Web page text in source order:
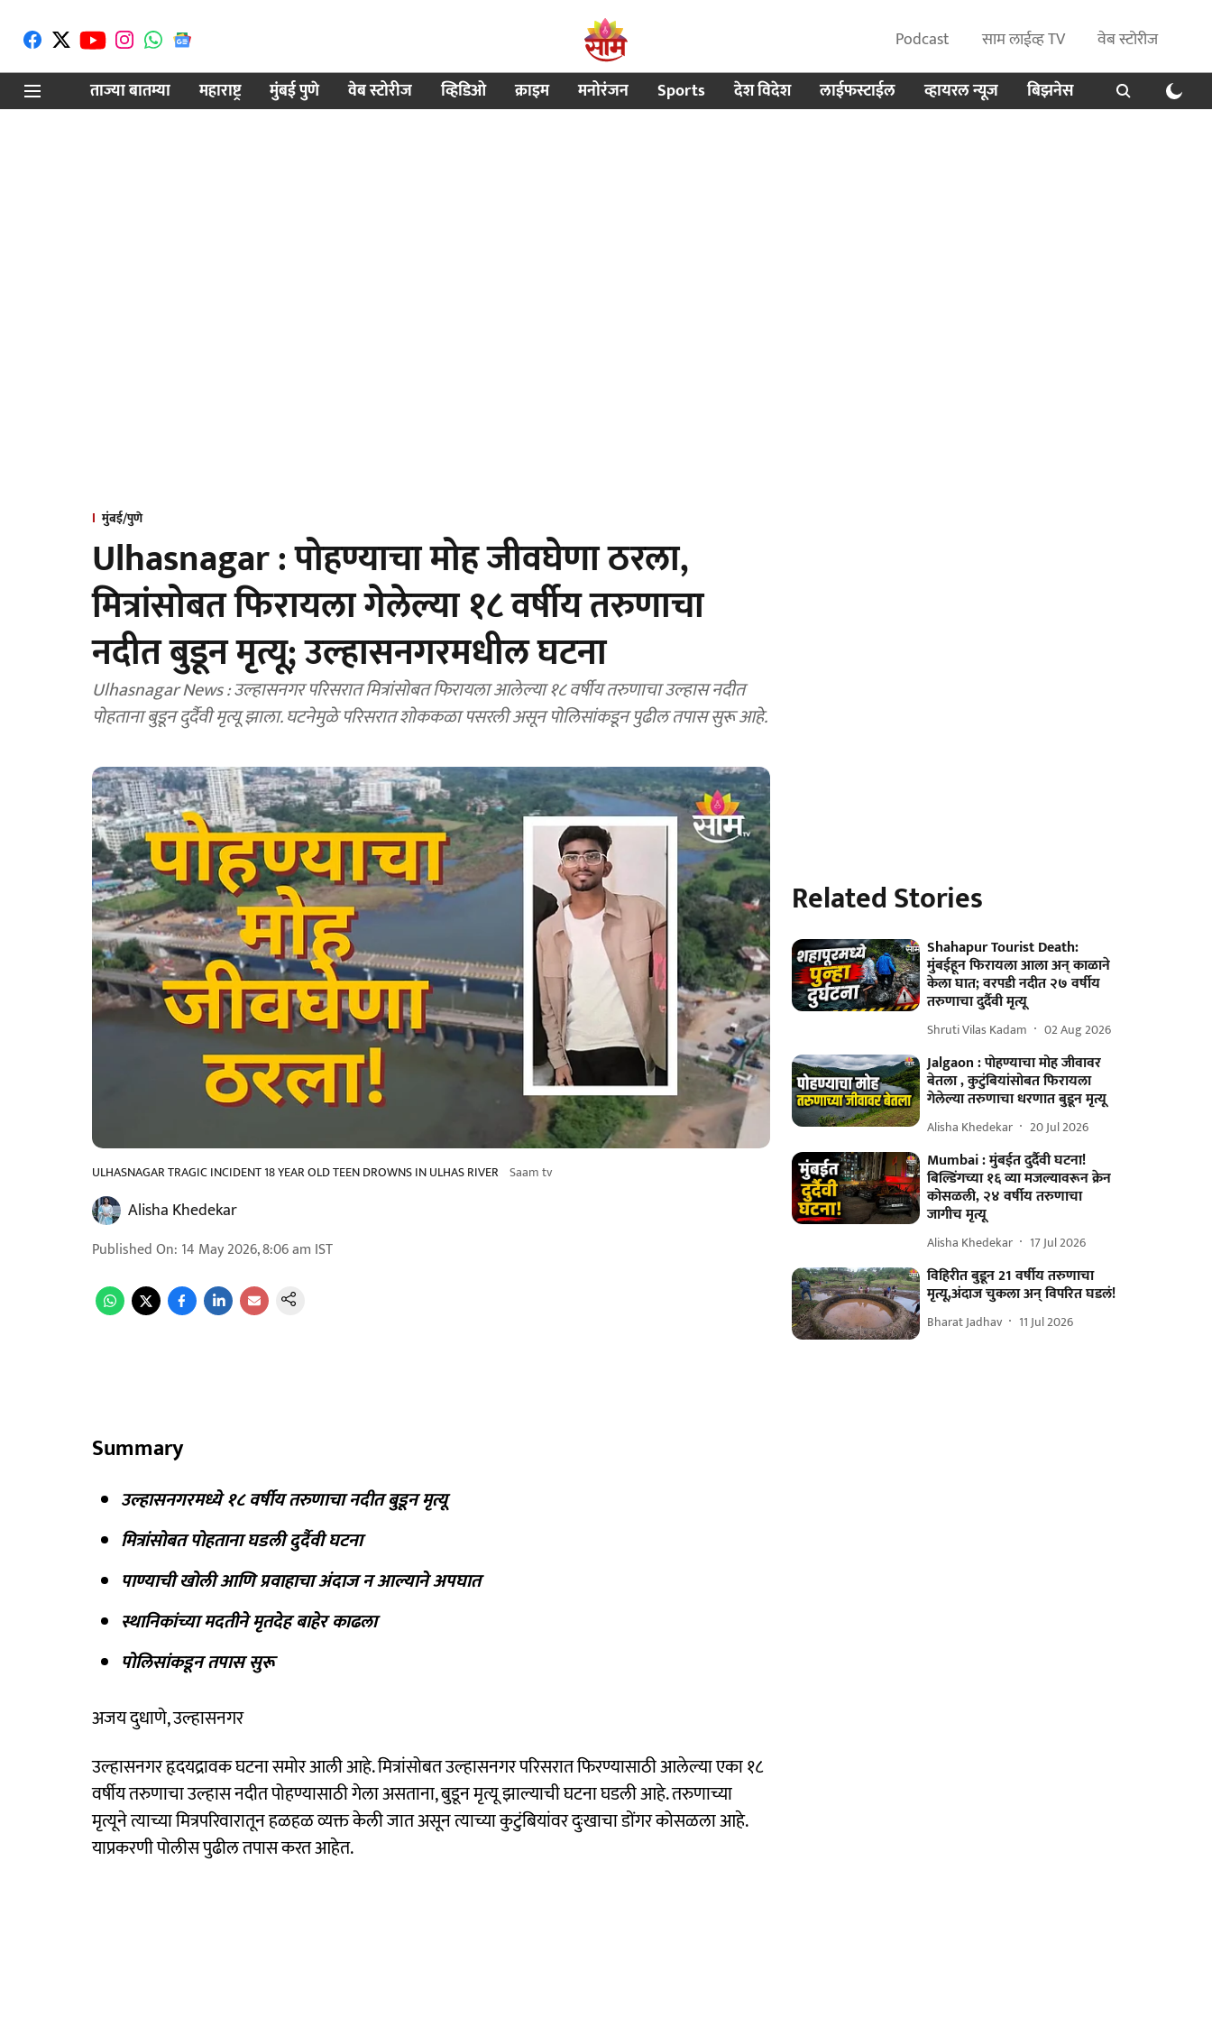
Podcast साम लाईव्ह TV
वेब स्टोरीज
ताज्या बातम्या
महाराष्ट्र मुंबई पुणे वेब स्टोरीज व्हिडिओ क्राइम मनोरंजन Sports देश विदेश लाईफस्टाईल व्हायरल न्यूज बिझनेस
मुंबई/पुणे
Ulhasnagar : पोहण्याचा मोह जीवघेणा ठरला,
मित्रांसोबत फिरायला गेलेल्या १८ वर्षीय तरुणाचा
नदीत बुडून मृत्यू; उल्हासनगरमधील घटना
Ulhasnagar News : उल्हासनगर परिसरात मित्रांसोबत फिरायला आलेल्या १८ वर्षीय तरुणाचा उल्हास नदीत
पोहताना बुडून दुर्दैवी मृत्यू झाला. घटनेमुळे परिसरात शोककळा पसरली असून पोलिसांकडून पुढील तपास सुरू आहे.
ULHASNAGAR TRAGIC INCIDENT 18 YEAR OLD TEEN DROWNS IN ULHAS RIVER Saam tv
Alisha Khedekar
Published On: 14 May 2026, 8:06 am IST
Summary
उल्हासनगरमध्ये १८ वर्षीय तरुणाचा नदीत बुडून मृत्यू
मित्रांसोबत पोहताना घडली दुर्दैवी घटना
पाण्याची खोली आणि प्रवाहाचा अंदाज न आल्याने अपघात
स्थानिकांच्या मदतीने मृतदेह बाहेर काढला
पोलिसांकडून तपास सुरू
अजय दुधाणे, उल्हासनगर
उल्हासनगर हृदयद्रावक घटना समोर आली आहे. मित्रांसोबत उल्हासनगर परिसरात फिरण्यासाठी आलेल्या एका १८
वर्षीय तरुणाचा उल्हास नदीत पोहण्यासाठी गेला असताना, बुडून मृत्यू झाल्याची घटना घडली आहे. तरुणाच्या
मृत्यूने त्याच्या मित्रपरिवारातून हळहळ व्यक्त केली जात असून त्याच्या कुटुंबियांवर दुःखाचा डोंगर कोसळला आहे.
याप्रकरणी पोलीस पुढील तपास करत आहेत.
Related Stories
Shahapur Tourist Death:
मुंबईहून फिरायला आला अन् काळाने
केला घात; वरपडी नदीत २७ वर्षीय
तरुणाचा दुर्दैवी मृत्यू
Shruti Vilas Kadam 02 Aug 2026
Jalgaon : पोहण्याचा मोह जीवावर
बेतला , कुटुंबियांसोबत फिरायला
गेलेल्या तरुणाचा धरणात बुडून मृत्यू
Alisha Khedekar 20 Jul 2026
Mumbai : मुंबईत दुर्दैवी घटना!
बिल्डिंगच्या १६ व्या मजल्यावरून क्रेन
कोसळली, २४ वर्षीय तरुणाचा
जागीच मृत्यू
Alisha Khedekar 17 Jul 2026
विहिरीत बुडून 21 वर्षीय तरुणाचा
मृत्यू,अंदाज चुकला अन् विपरित घडलं!
Bharat Jadhav 11 Jul 2026